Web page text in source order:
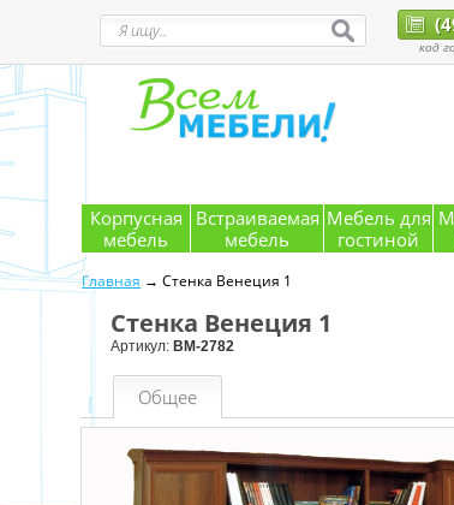
код
Корпусная
мебель
Встраиваемая
мебель
Мебель для
гостиной
Главная → Стенка Венеция 1
Стенка Венеция 1
Артикул: ВМ-2782
Общее